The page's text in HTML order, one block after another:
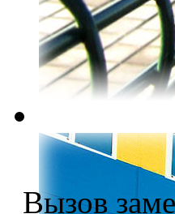
Вызов